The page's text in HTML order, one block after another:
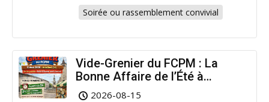
Soirée ou rassemblement convivial
Vide-Grenier du FCPM : La
Bonne Affaire de l’Été à
Arinthod !
2026-08-15